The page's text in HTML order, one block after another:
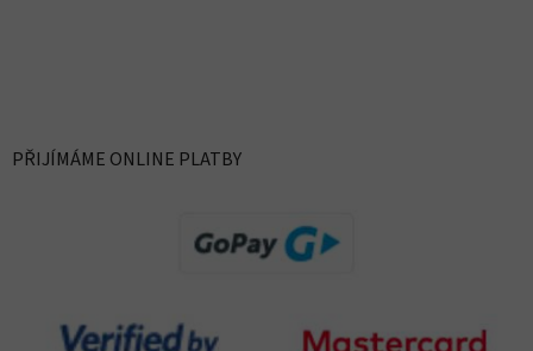
PŘIJÍMÁME ONLINE PLATBY